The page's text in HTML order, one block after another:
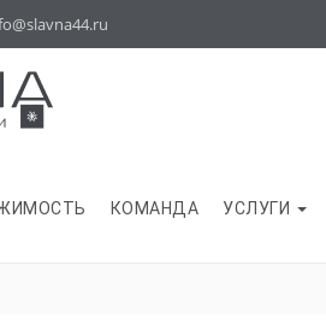
КОМАНДА УСЛУГИ